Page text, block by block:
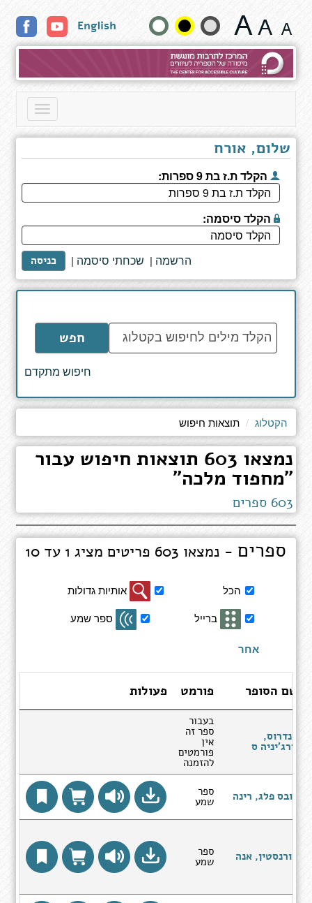
חיפוש
שנה
גודל
טקסט
English
Toggle
שלום, אורח
הקלד ת.ז בת 9 ספרות:
הקלד סיסמה:
כניסה | שכחתי סיסמה | הרשמה
הקלד
מילים
לחיפוש
חפש
חיפוש מתקדם
הקטלוג תוצאות חיפוש
נמצאו 603 תוצאות חיפוש עבור
"מחפוד מלכה"
603 ספרים
ספרים - נמצאו 603 פריטים מציג 1 עד 10
תוצאות
הכל
אותיות גדולות
ברייל
ספר שמע
אחר
שם הסופר פורמט פעולות
אנדרוס,
וירג'יניה ס
בעבור
ספר זה
אין
פורמטים
להזמנה
דובס פלג, רינה ספר
שמע
אורנסטין, אנה ספר
שמע